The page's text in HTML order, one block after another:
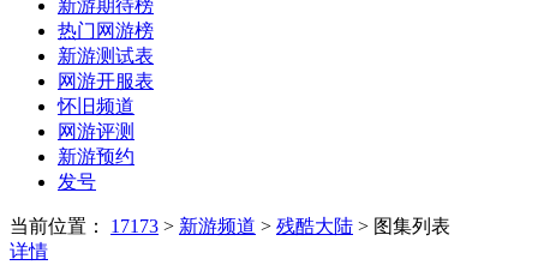
新游期待榜
热门网游榜
新游测试表
网游开服表
怀旧频道
网游评测
新游预约
发号
当前位置： 17173 > 新游频道 > 残酷大陆 > 图集列表
详情